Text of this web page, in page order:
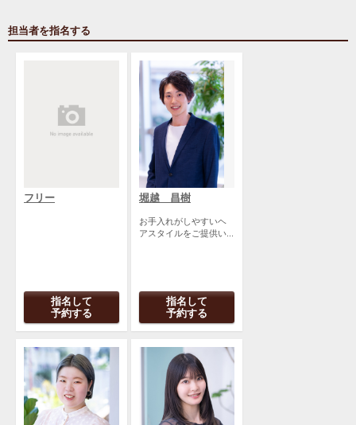
担当者を指名する
フリー
指名して
予約する
堀越 昌樹
お手入れがしやすいヘ
アスタイルをご提供い...
指名して
予約する